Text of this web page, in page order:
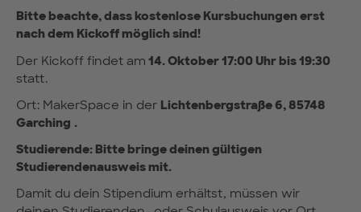
Bitte beachte, dass kostenlose Kursbuchungen erst
nach dem Kickoff möglich sind!
Der Kickoff findet am 14. Oktober 17:00 Uhr bis 19:30
statt.
Ort: MakerSpace in der Lichtenbergstraße 6, 85748
Garching .
Studierende: Bitte bringe deinen gültigen
Studierendenausweis mit.
Damit du dein Stipendium erhältst, müssen wir